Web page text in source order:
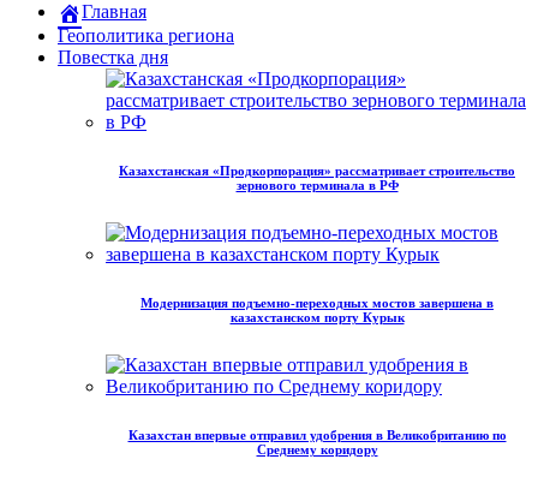
Главная
Геополитика региона
Повестка дня
Казахстанская «Продкорпорация» рассматривает строительство
зернового терминала в РФ
Модернизация подъемно-переходных мостов завершена в
казахстанском порту Курык
Казахстан впервые отправил удобрения в Великобританию по
Среднему коридору